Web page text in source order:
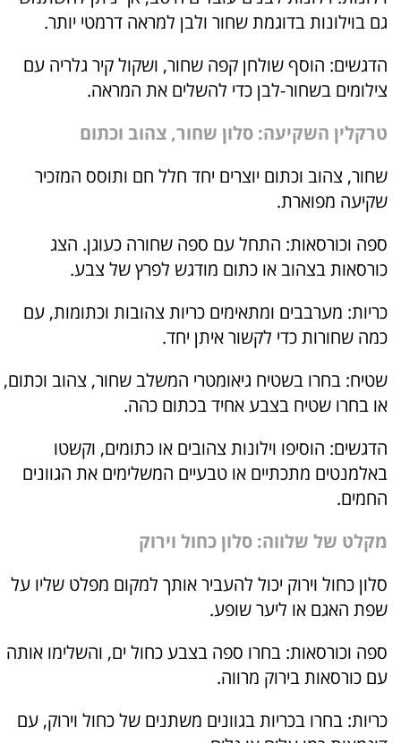
גם בוילונות בדוגמת שחור ולבן למראה דרמטי יותר.
הדגשים: הוסף שולחן קפה שחור, ושקול קיר גלריה עם
צילומים בשחור-לבן כדי להשלים את המראה.
טרקלין השקיעה: סלון שחור, צהוב וכתום
שחור, צהוב וכתום יוצרים יחד חלל חם ותוסס המזכיר
שקיעה מפוארת.
ספה וכורסאות: התחל עם ספה שחורה כעוגן. הצג
כורסאות בצהוב או כתום מודגש לפרץ של צבע.
כריות: מערבבים ומתאימים כריות צהובות וכתומות, עם
כמה שחורות כדי לקשור איתן יחד.
שטיח: בחרו בשטיח גיאומטרי המשלב שחור, צהוב וכתום,
או בחרו שטיח בצבע אחיד בכתום כהה.
הדגשים: הוסיפו וילונות צהובים או כתומים, וקשטו
באלמנטים מתכתיים או טבעיים המשלימים את הגוונים
החמים.
מקלט של שלווה: סלון כחול וירוק
סלון כחול וירוק יכול להעביר אותך למקום מפלט שליו על
שפת האגם או ליער שופע.
ספה וכורסאות: בחרו ספה בצבע כחול ים, והשלימו אותה
עם כורסאות בירוק מרווה.
כריות: בחרו בכריות בגוונים משתנים של כחול וירוק, עם